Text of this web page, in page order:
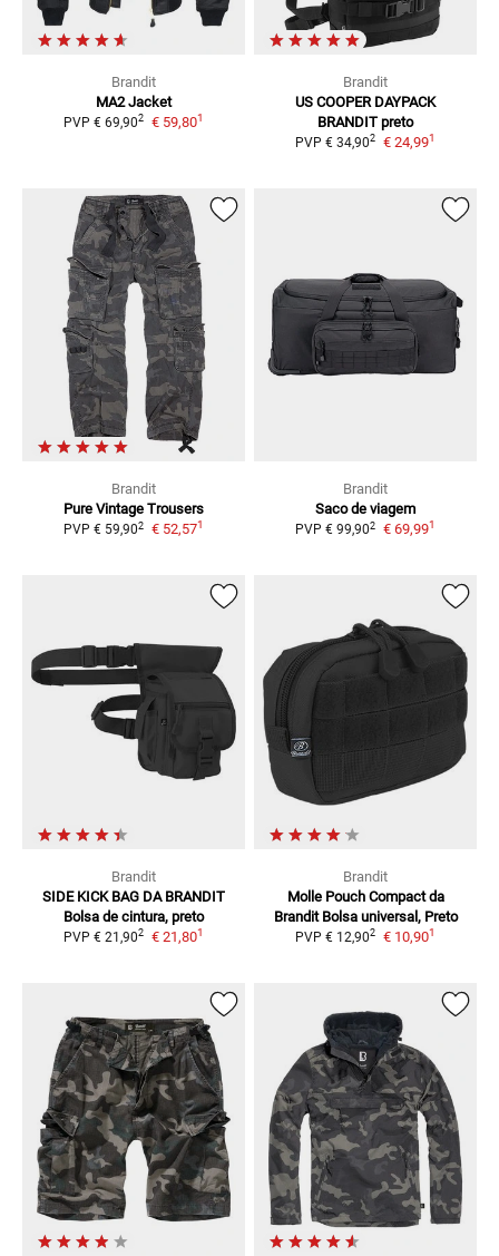
Brandit
MA2 Jacket
PVP € 69,902 € 59,801
Brandit
US COOPER DAYPACK
BRANDIT preto
PVP € 34,902 € 24,991
Brandit
Pure Vintage Trousers
PVP € 59,902 € 52,571
Brandit
Saco de viagem
PVP € 99,902 € 69,991
Brandit
SIDE KICK BAG DA BRANDIT
Bolsa de cintura, preto
PVP € 21,902 € 21,801
Brandit
Molle Pouch Compact da
Brandit Bolsa universal, Preto
PVP € 12,902 € 10,901